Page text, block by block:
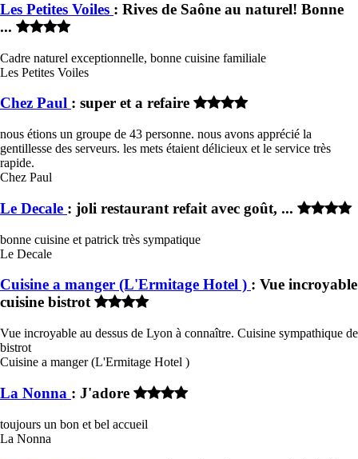
Les Petites Voiles : Rives de Saône au naturel! Bonne
...
Cadre naturel exceptionnelle, bonne cuisine familiale
Les Petites Voiles
Chez Paul : super et a refaire
nous étions un groupe de 43 personne. nous avons apprécié la
gentillesse des serveurs. les mets étaient délicieux et le service très
rapide.
Chez Paul
Le Decale : joli restaurant refait avec goût, ...
bonne cuisine et patrick très sympatique
Le Decale
Cuisine a manger (L'Ermitage Hotel ) : Vue incroyable
cuisine bistrot
Vue incroyable au dessus de Lyon à connaître. Cuisine sympathique de
bistrot
Cuisine a manger (L'Ermitage Hotel )
La Nonna : J'adore
toujours un bon et bel accueil
La Nonna